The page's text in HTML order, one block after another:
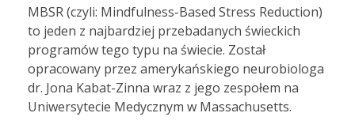
MBSR (czyli: Mindfulness-Based Stress Reduction)
to jeden z najbardziej przebadanych świeckich
programów tego typu na świecie. Został
opracowany przez amerykańskiego neurobiologa
dr. Jona Kabat-Zinna wraz z jego zespołem na
Uniwersytecie Medycznym w Massachusetts.